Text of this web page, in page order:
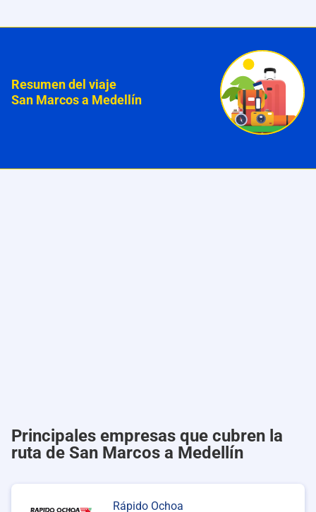
Resumen del viaje
San Marcos a Medellín
Principales empresas que cubren la
ruta de San Marcos a Medellín
Rápido Ochoa